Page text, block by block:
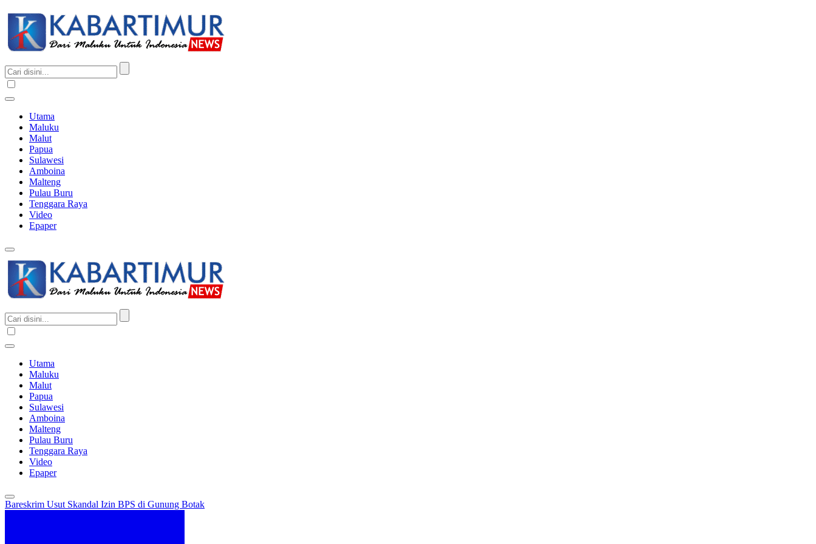
Utama
Maluku
Malut
Papua
Sulawesi
Amboina
Malteng
Pulau Buru
Tenggara Raya
Video
Epaper
Utama
Maluku
Malut
Papua
Sulawesi
Amboina
Malteng
Pulau Buru
Tenggara Raya
Video
Epaper
Bareskrim Usut Skandal Izin BPS di Gunung Botak